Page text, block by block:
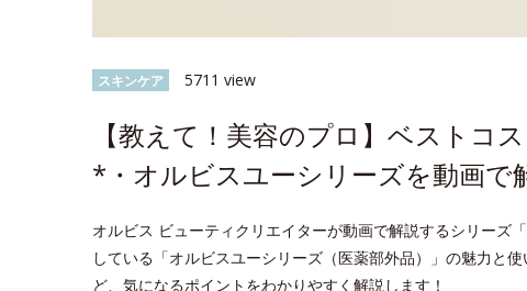
スキンケア 5711 view
【教えて！美容のプロ】ベストコ
*・オルビスユーシリーズを動画で
オルビス ビューティクリエイターが動画で解説するシリーズ
している「オルビスユーシリーズ（医薬部外品）」の魅力と
ど、気になるポイントをわかりやすく解説します！